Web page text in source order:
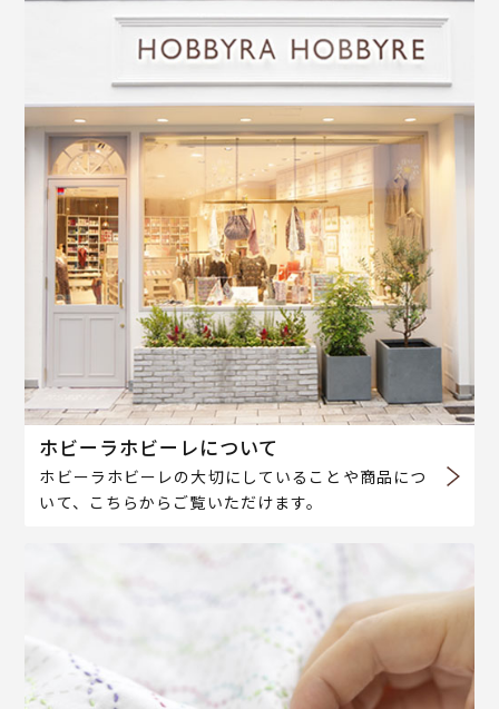
ホビーラホビーレについて
ホビーラホビーレの大切にしていることや商品につ
いて、こちらからご覧いただけます。